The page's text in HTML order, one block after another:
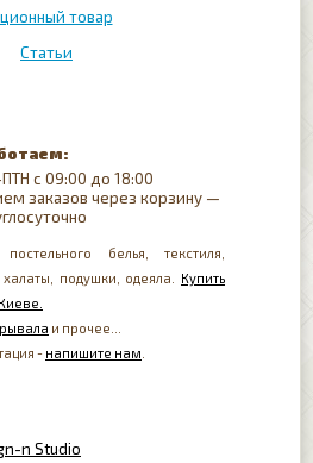
товар
Статьи
с 09:00 до 18:00
заказов через корзину —
белья, текстиля,
подушки, одеяла. Купить
и прочее...
- напишите нам
n Studio